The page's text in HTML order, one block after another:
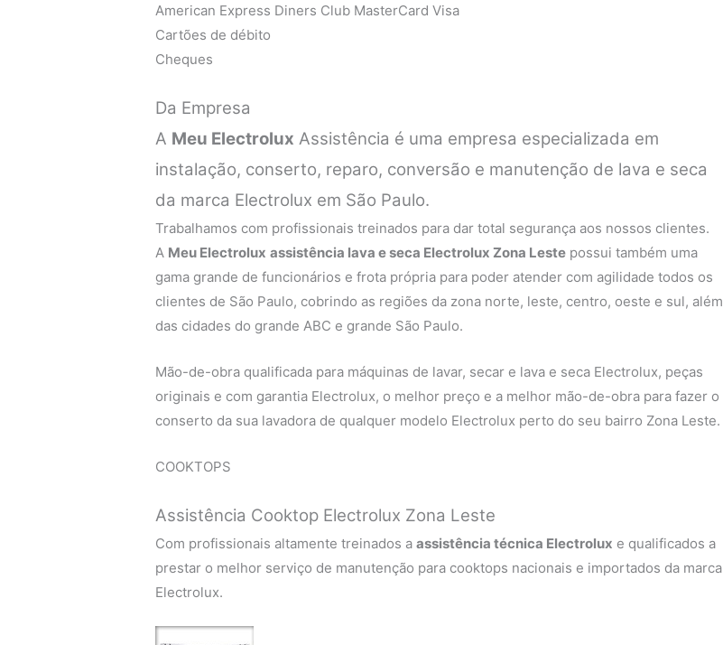
American Express Diners Club MasterCard Visa
Cartões de débito
Cheques
Da Empresa
A Meu Electrolux Assistência é uma empresa especializada em
instalação, conserto, reparo, conversão e manutenção de lava e seca
da marca Electrolux em São Paulo.
Trabalhamos com profissionais treinados para dar total segurança aos nossos clientes.
A Meu Electrolux assistência lava e seca Electrolux Zona Leste possui também uma
gama grande de funcionários e frota própria para poder atender com agilidade todos os
clientes de São Paulo, cobrindo as regiões da zona norte, leste, centro, oeste e sul, além
das cidades do grande ABC e grande São Paulo.
Mão-de-obra qualificada para máquinas de lavar, secar e lava e seca Electrolux, peças
originais e com garantia Electrolux, o melhor preço e a melhor mão-de-obra para fazer o
conserto da sua lavadora de qualquer modelo Electrolux perto do seu bairro Zona Leste.
COOKTOPS
Assistência Cooktop Electrolux Zona Leste
Com profissionais altamente treinados aassistência técnica Electrolux e qualificados a
prestar o melhor serviço de manutenção para cooktops nacionais e importados da marca
Electrolux.